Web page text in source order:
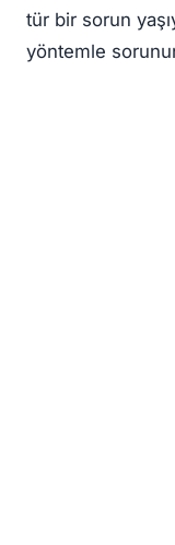
tür bir sorun
yöntemle